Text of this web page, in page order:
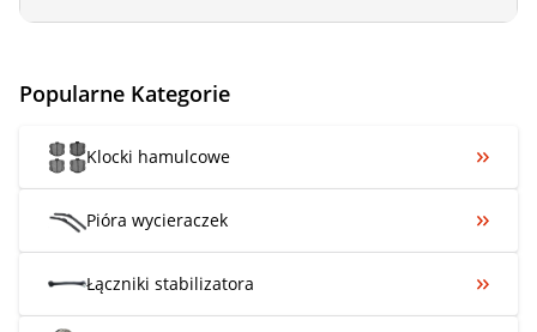
Popularne Kategorie
Klocki hamulcowe
Pióra wycieraczek
Łączniki stabilizatora